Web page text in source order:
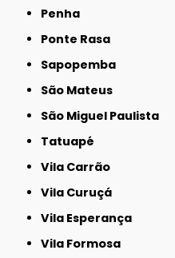
Penha
Ponte Rasa
Sapopemba
São Mateus
São Miguel Paulista
Tatuapé
Vila Carrão
Vila Curuçá
Vila Esperança
Vila Formosa